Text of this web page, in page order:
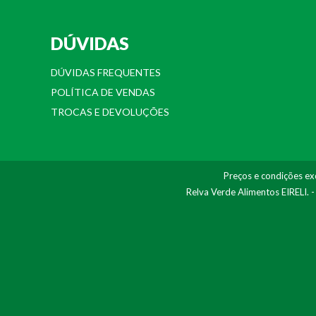
DÚVIDAS
DÚVIDAS FREQUENTES
POLÍTICA DE VENDAS
TROCAS E DEVOLUÇÕES
Preços e condições
Relva Verde Alimentos